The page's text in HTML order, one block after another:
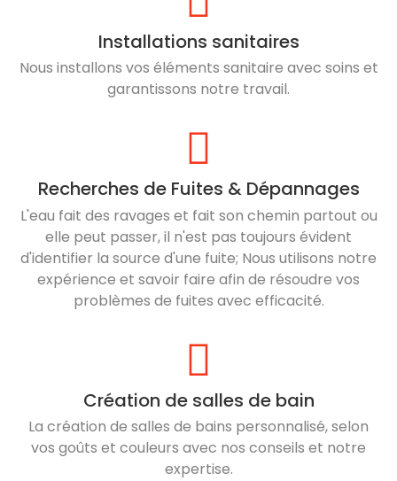
Installations sanitaires
Nous installons vos éléments sanitaire avec soins et
garantissons notre travail.
Recherches de Fuites & Dépannages
L'eau fait des ravages et fait son chemin partout ou
elle peut passer, il n'est pas toujours évident
d'identifier la source d'une fuite; Nous utilisons notre
expérience et savoir faire afin de résoudre vos
problèmes de fuites avec efficacité.
Création de salles de bain
La création de salles de bains personnalisé, selon
vos goûts et couleurs avec nos conseils et notre
expertise.